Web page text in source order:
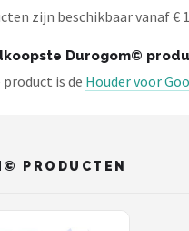
zijn beschikbaar vanaf €
Durogom©
is de Houder voor
PRODUCTEN